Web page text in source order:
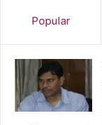
Popular